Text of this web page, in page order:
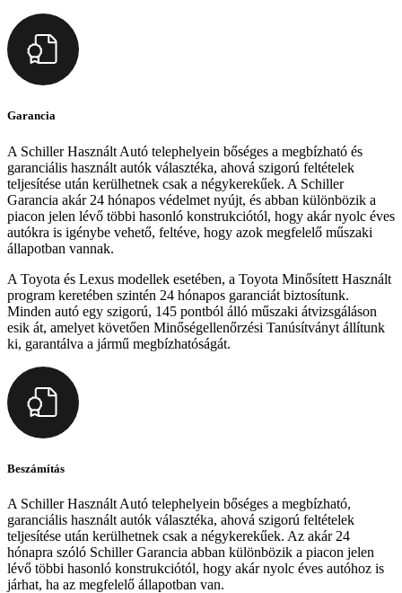
Garancia
A Schiller Használt Autó telephelyein bőséges a megbízható és
garanciális használt autók választéka, ahová szigorú feltételek
teljesítése után kerülhetnek csak a négykerekűek. A Schiller
Garancia akár 24 hónapos védelmet nyújt, és abban különbözik a
piacon jelen lévő többi hasonló konstrukciótól, hogy akár nyolc éves
autókra is igénybe vehető, feltéve, hogy azok megfelelő műszaki
állapotban vannak.
A Toyota és Lexus modellek esetében, a Toyota Minősített Használt
program keretében szintén 24 hónapos garanciát biztosítunk.
Minden autó egy szigorú, 145 pontból álló műszaki átvizsgáláson
esik át, amelyet követően Minőségellenőrzési Tanúsítványt állítunk
ki, garantálva a jármű megbízhatóságát.
Beszámítás
A Schiller Használt Autó telephelyein bőséges a megbízható,
garanciális használt autók választéka, ahová szigorú feltételek
teljesítése után kerülhetnek csak a négykerekűek. Az akár 24
hónapra szóló Schiller Garancia abban különbözik a piacon jelen
lévő többi hasonló konstrukciótól, hogy akár nyolc éves autóhoz is
járhat, ha az megfelelő állapotban van.